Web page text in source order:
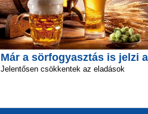
Már a sörfogyasztás is jelzi
Jelentősen csökkentek az eladások